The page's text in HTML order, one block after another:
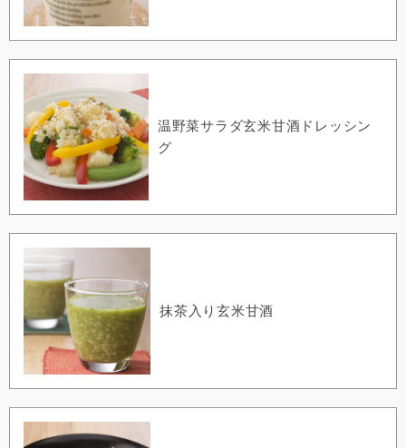
温野菜サラダ玄米甘酒ドレッシン
グ
抹茶入り玄米甘酒